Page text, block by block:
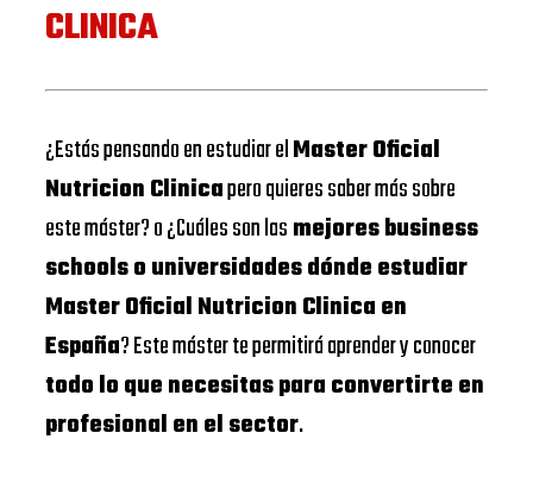
CLINICA
¿Estás pensando en estudiar elMaster Oficial
Nutricion Clinicapero quieres saber más sobre
este máster? o ¿Cuáles son lasmejores business
schools o universidades dónde estudiar
Master Oficial Nutricion Clinica en
España? Este máster te permitirá aprender y conocer
todo lo que necesitas para convertirte en
profesional en el sector.